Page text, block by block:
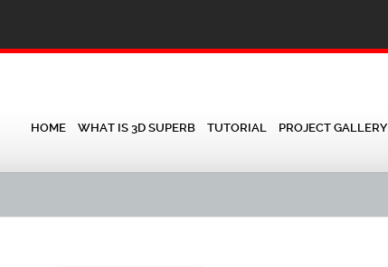
HOME WHAT IS 3D SUPERB TUTORIAL PROJECT GALLERY